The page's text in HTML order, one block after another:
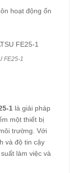
hoạt động ổn
FE25-1
1 là giải pháp
một thiết bị
trường. Với
và độ tin cậy
làm việc và